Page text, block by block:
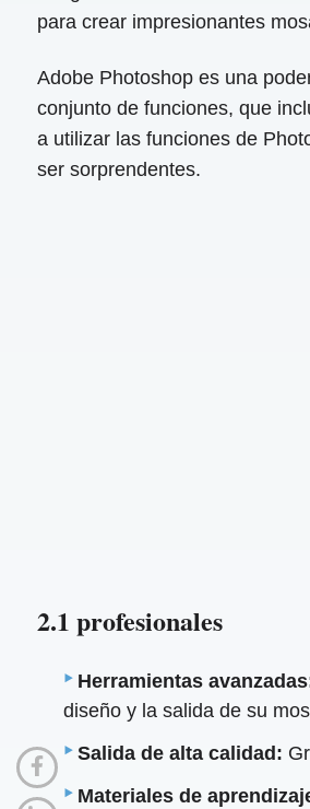
para crear impresionantes
Adobe Photoshop es una
conjunto de funciones, que
a utilizar las funciones de
ser sorprendentes.
2.1 profesionales
Herramientas
diseño y la salida de su
Salida de alta calidad:
Materiales de